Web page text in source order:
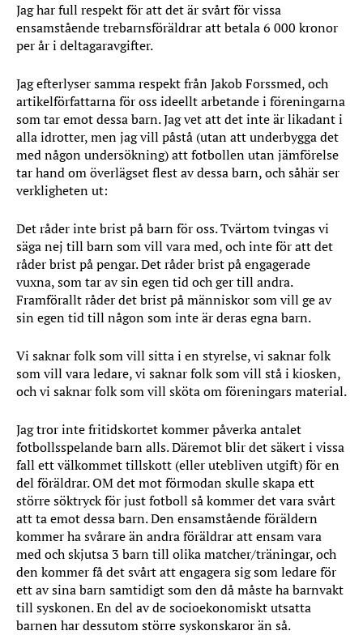
Jag har full respekt för att det är svårt för vissa
ensamstående trebarnsföräldrar att betala 6 000 kronor
per år i deltagaravgifter.
Jag efterlyser samma respekt från Jakob Forssmed, och
artikelförfattarna för oss ideellt arbetande i föreningarna
som tar emot dessa barn. Jag vet att det inte är likadant i
alla idrotter, men jag vill påstå (utan att underbygga det
med någon undersökning) att fotbollen utan jämförelse
tar hand om överlägset flest av dessa barn, och såhär ser
verkligheten ut:
Det råder inte brist på barn för oss. Tvärtom tvingas vi
säga nej till barn som vill vara med, och inte för att det
råder brist på pengar. Det råder brist på engagerade
vuxna, som tar av sin egen tid och ger till andra.
Framförallt råder det brist på människor som vill ge av
sin egen tid till någon som inte är deras egna barn.
Vi saknar folk som vill sitta i en styrelse, vi saknar folk
som vill vara ledare, vi saknar folk som vill stå i kiosken,
och vi saknar folk som vill sköta om föreningars material.
Jag tror inte fritidskortet kommer påverka antalet
fotbollsspelande barn alls. Däremot blir det säkert i vissa
fall ett välkommet tillskott (eller utebliven utgift) för en
del föräldrar. OM det mot förmodan skulle skapa ett
större söktryck för just fotboll så kommer det vara svårt
att ta emot dessa barn. Den ensamstående föräldern
kommer ha svårare än andra föräldrar att ensam vara
med och skjutsa 3 barn till olika matcher/träningar, och
den kommer få det svårt att engagera sig som ledare för
ett av sina barn samtidigt som den då måste ha barnvakt
till syskonen. En del av de socioekonomiskt utsatta
barnen har dessutom större syskonskaror än så.